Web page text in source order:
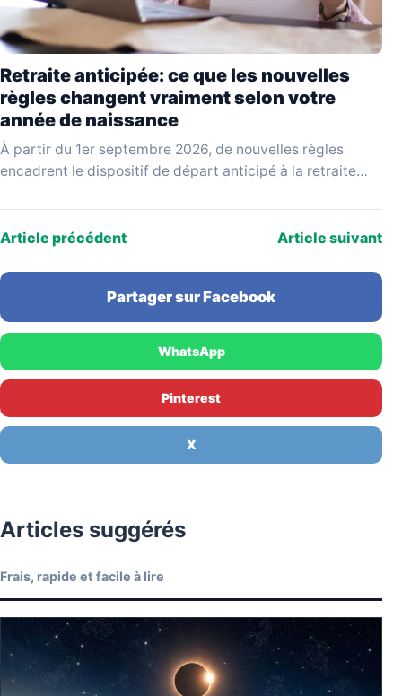
Retraite anticipée: ce que les nouvelles
règles changent vraiment selon votre
année de naissance
À partir du 1er septembre 2026, de nouvelles règles
encadrent le dispositif de départ anticipé à la retraite
Article précédent Article suivant
Partager sur Facebook
WhatsApp
Pinterest
X
Articles suggérés
Frais, rapide et facile à lire